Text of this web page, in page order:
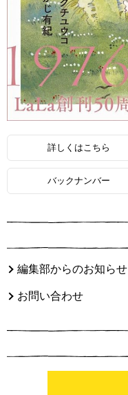
詳しくはこちら
バックナンバー
編集部からのお知らせ
お問い合わせ